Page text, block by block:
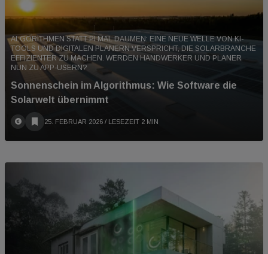
ALGORITHMEN STATT PI MAL DAUMEN: EINE NEUE WELLE VON KI-
TOOLS UND DIGITALEN PLANERN VERSPRICHT, DIE SOLARBRANCHE
EFFIZIENTER ZU MACHEN. WERDEN HANDWERKER UND PLANER
NUN ZU APP-USERN?
Sonnenschein im Algorithmus: Wie Software die
Solarwelt übernimmt
25. FEBRUAR 2026 / LESEZEIT 2 MIN